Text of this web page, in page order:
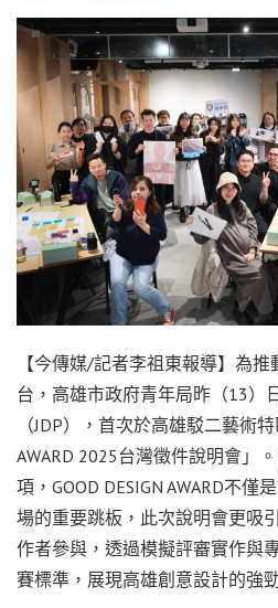
【今傳媒/記者李祖東報導】為
台，高雄市政府青年局昨（13）
（JDP），首次於高雄駁二藝術
AWARD 2025台灣徵件說明會」
項，GOOD DESIGN AWARD不
場的重要跳板，此次說明會更吸
作者參與，透過模擬評審實作與
賽標準，展現高雄創意設計的強